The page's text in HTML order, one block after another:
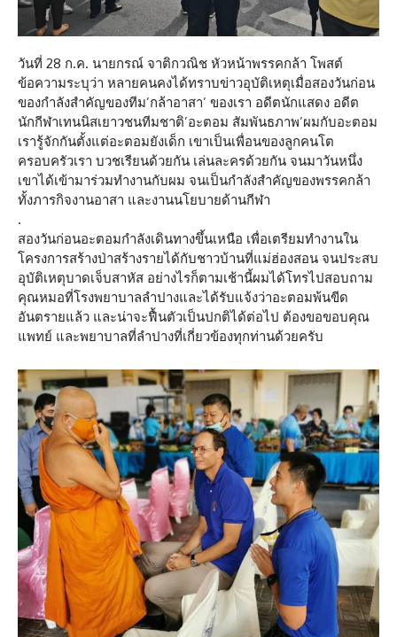
วันที่ 28 ก.ค. นายกรณ์ จาติกวณิช หัวหน้าพรรคกล้า โพสต์
ข้อความระบุว่า หลายคนคงได้ทราบข่าวอุบัติเหตุเมื่อสองวันก่อน
ของกำลังสำคัญของทีม’กล้าอาสา’ ของเรา อดีตนักแสดง อดีต
นักกีฬาเทนนิสเยาวชนทีมชาติ’อะตอม สัมพันธภาพ’ผมกับอะตอม
เรารู้จักกันตั้งแต่อะตอมยังเด็ก เขาเป็นเพื่อนของลูกคนโต
ครอบครัวเรา บวชเรียนด้วยกัน เล่นละครด้วยกัน จนมาวันหนึ่ง
เขาได้เข้ามาร่วมทำงานกับผม จนเป็นกำลังสำคัญของพรรคกล้า
ทั้งภารกิจงานอาสา และงานนโยบายด้านกีฬา
.
สองวันก่อนอะตอมกำลังเดินทางขึ้นเหนือ เพื่อเตรียมทำงานใน
โครงการสร้างป่าสร้างรายได้กับชาวบ้านที่แม่ฮ่องสอน จนประสบ
อุบัติเหตุบาดเจ็บสาหัส อย่างไรก็ตามเช้านี้ผมได้โทรไปสอบถาม
คุณหมอที่โรงพยาบาลลำปางและได้รับแจ้งว่าอะตอมพ้นขีด
อันตรายแล้ว และน่าจะฟื้นตัวเป็นปกติได้ต่อไป ต้องขอขอบคุณ
แพทย์ และพยาบาลที่ลำปางที่เกี่ยวข้องทุกท่านด้วยครับ